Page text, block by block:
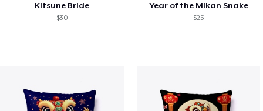
KItsune Bride
$30
Year of the Mikan Snake
$25